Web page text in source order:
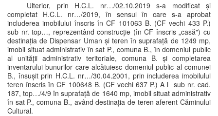
Ulterior, prin H.C.L. nr…/02.10.2019 s-a modificat și
completat H.C.L. nr…/2019, în sensul în care s-a aprobat
includerea imobilului înscris în CF 101063 B. (CF vechi 433 P.)
sub nr. top…, reprezentând construcție (în CF înscris „casă") cu
destinația de Dispensar Uman și teren în suprafață de 1249 mp,
imobil situat administrativ în sat P., comuna B., în domeniul public
al unității administrativ teritoriale, comuna B. și completarea
inventarului bunurilor care alcătuiesc domeniul public al comunei
B., însușit prin H.C.L. nr…/30.04.2001, prin includerea imobilului
teren înscris în CF 100648 B. (CF vechi 637 P.) A l sub nr. cad.
187, top…/4/9 în suprafață de 1640 mp, imobil situat administrativ
în sat P., comuna B., având destinația de teren aferent Căminului
Cultural.